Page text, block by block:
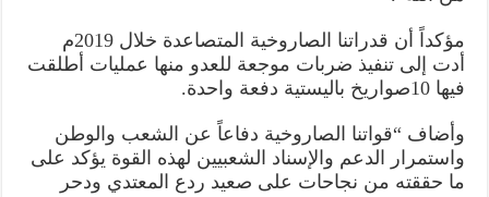
مؤكداً أن قدراتنا الصاروخية المتصاعدة خلال 2019م
أدت إلى تنفيذ ضربات موجعة للعدو منها عمليات أطلقت
فيها 10صواريخ باليستية دفعة واحدة.
وأضاف “قواتنا الصاروخية دفاعاً عن الشعب والوطن
واستمرار الدعم والإسناد الشعبيين لهذه القوة يؤكد على
ما حققته من نجاحات على صعيد ردع المعتدي ودحر